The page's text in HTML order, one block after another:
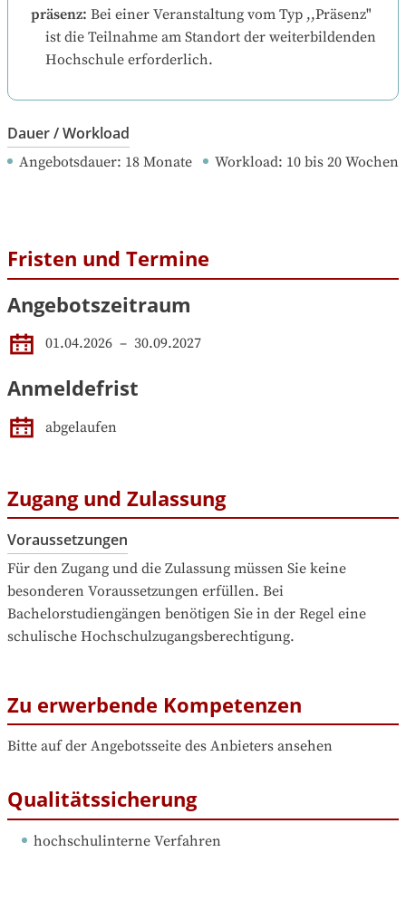
präsenz: Bei einer Veranstaltung vom Typ ,,Präsenz"
ist die Teilnahme am Standort der weiterbildenden
Hochschule erforderlich.
Dauer / Workload
Angebotsdauer: 18 Monate Workload: 10 bis 20 Wochen
Fristen und Termine
Angebotszeitraum
01.04.2026 – 30.09.2027
Anmeldefrist
abgelaufen
Zugang und Zulassung
Voraussetzungen
Für den Zugang und die Zulassung müssen Sie keine
besonderen Voraussetzungen erfüllen. Bei
Bachelorstudiengängen benötigen Sie in der Regel eine
schulische Hochschulzugangsberechtigung.
Zu erwerbende Kompetenzen
Bitte auf der Angebotsseite des Anbieters ansehen
Qualitätssicherung
hochschulinterne Verfahren